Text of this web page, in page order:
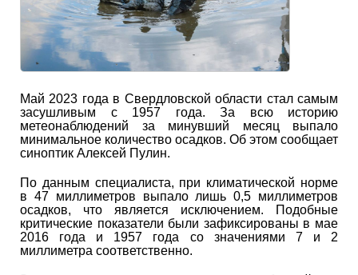
Май 2023 года в Свердловской области стал самым
засушливым с 1957 года. За всю историю
метеонаблюдений за минувший месяц выпало
минимальное количество осадков. Об этом сообщает
синоптик Алексей Пулин.
По данным специалиста, при климатической норме
в 47 миллиметров выпало лишь 0,5 миллиметров
осадков, что является исключением. Подобные
критические показатели были зафиксированы в мае
2016 года и 1957 года со значениями 7 и 2
миллиметра соответственно.